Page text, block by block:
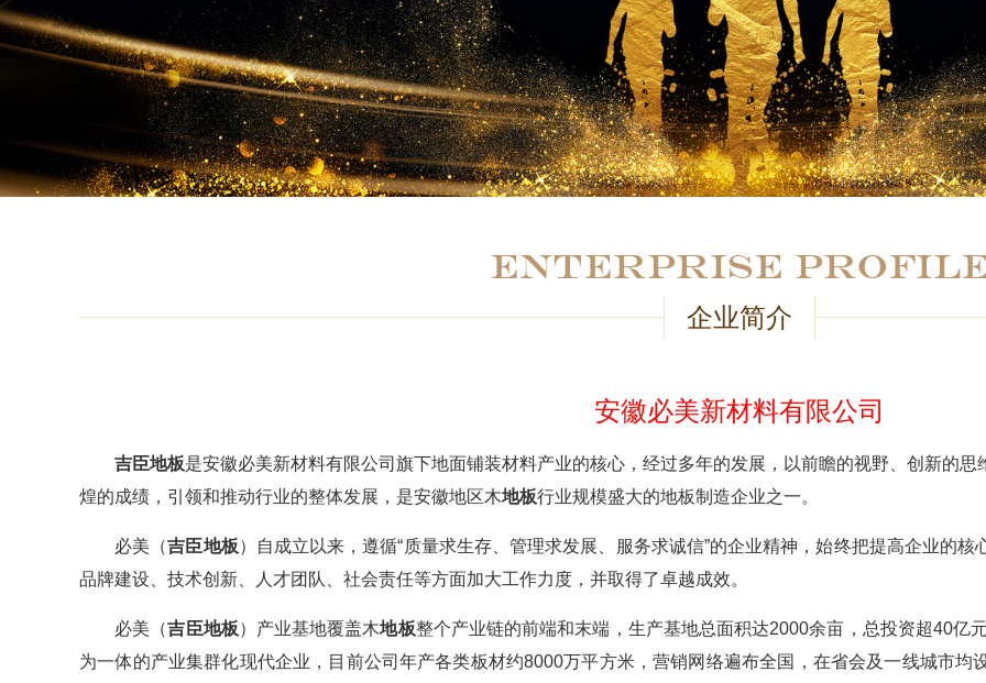
ENTERPRISE
企业简介
安徽必美新材料有限公司
吉臣地板是安徽必美新材料有限公司旗下地面铺装材料产业的核心，经过多年的发展，以前瞻的视野、创新的
煌的成绩，引领和推动行业的整体发展，是安徽地区木地板行业规模盛大的地板制造企业之一。
必美（吉臣地板）自成立以来，遵循“质量求生存、管理求发展、服务求诚信”的企业精神，始终把提高企业的
品牌建设、技术创新、人才团队、社会责任等方面加大工作力度，并取得了卓越成效。
必美（吉臣地板）产业基地覆盖木地板整个产业链的前端和末端，生产基地总面积达2000余亩，总投资超40亿
为一体的产业集群化现代企业，目前公司年产各类板材约8000万平方米，营销网络遍布全国，在省会及一线城市